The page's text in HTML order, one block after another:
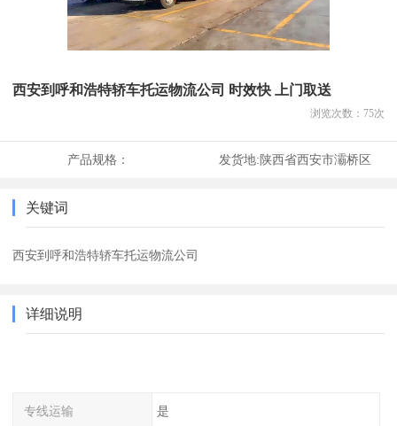
西安到呼和浩特轿车托运物流公司 时效快 上门取送
浏览次数： 75次
产品规格： 发货地:陕西省西安市灞桥区
关键词
西安到呼和浩特轿车托运物流公司
详细说明
专线运输 是